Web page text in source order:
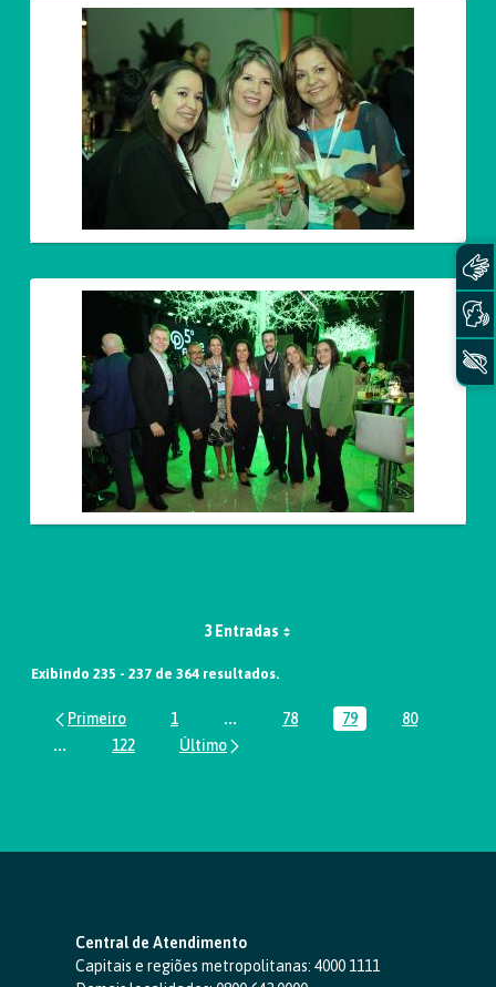
3 Entradas
Exibindo 235 - 237 de 364 resultados.
Página
1 ...Páginas intermediárias Usar ABA
Página
78 Página
79 Página
80
...Páginas intermediárias Usar ABA para navegar.
Página
122
Central de Atendimento
Capitais e regiões metropolitanas: 4000 1111